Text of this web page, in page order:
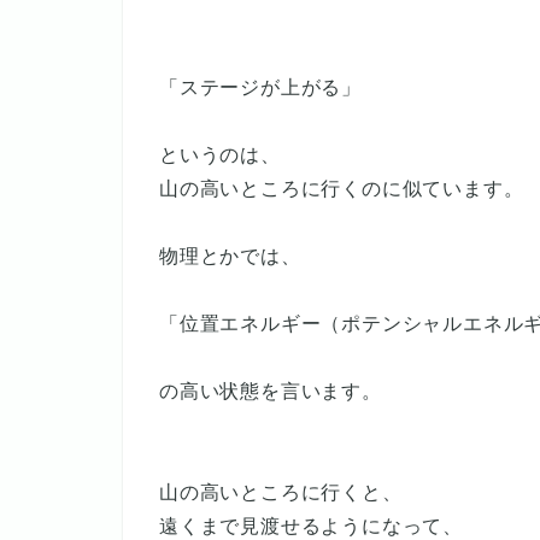
「ステージが上がる」
というのは、
山の高いところに行くのに似ています。
物理とかでは、
「位置エネルギー（ポテンシャルエネル
の高い状態を言います。
山の高いところに行くと、
遠くまで見渡せるようになって、